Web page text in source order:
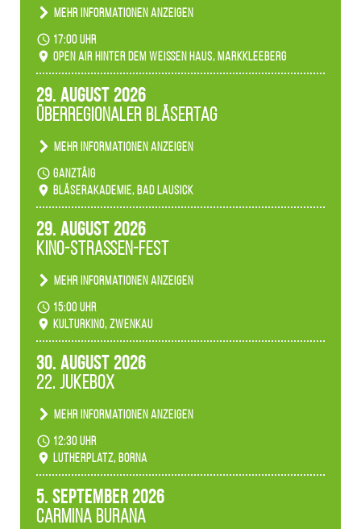
Mehr Informationen anzeigen
Becherlichter, Fackeln und Lichtinstallationen
verwandeln den agra-Park in einen farbigen
Märchenwald, der bei jedem Rundgang einen
Ambiente gibt es ein leuchtendes Konzert
unserer Fachbereiche.
17:00 Uhr
Open Air hinter dem weißen Haus, Markkleeberg
29. August 2026
Überregionaler Bläsertag
Mehr Informationen anzeigen
Teilnahme der Bläserklassen.
ganztäig
Bläserakademie, Bad Lausick
29. August 2026
Kino-Straßen-Fest
Mehr Informationen anzeigen
Konzert unserer Zwenkauer Schüler und
Schülerinnen zum Fest des Kulturkinos.
15:00 Uhr
Kulturkino, Zwenkau
30. August 2026
22. Jukebox
Mehr Informationen anzeigen
Anlässlicher der 775-Jahrfeier der Stadt Borna
spielen wir noch einmal unser aktuelles
Jukeboxprogramm zum Stadtfest.
12:30 Uhr
Lutherplatz, Borna
5. September 2026
Carmina Burana